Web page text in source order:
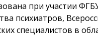
при участии
психиатров,
специалистов в